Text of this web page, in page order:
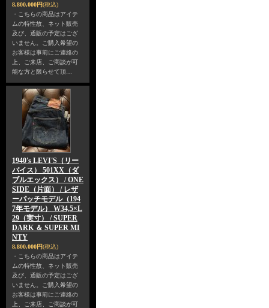
8,800,000円(税込)
・こちらの商品はアイテ
ムの特性故、ネット販売
及び、通販の予定はござ
いません。ご購入希望の
お客様は事前にご連絡の
上、ご来店、ご商談が可
能な方と限らせて頂…
1940's LEVI'S（リー
バイス） 501XX（ダ
ブルエックス） / ONE
SIDE（片面） / レザ
ーパッチモデル（194
7年モデル） W34,5×L
29（実寸） / SUPER
DARK ＆ SUPER MI
NTY
8,800,000円(税込)
・こちらの商品はアイテ
ムの特性故、ネット販売
及び、通販の予定はござ
いません。ご購入希望の
お客様は事前にご連絡の
上、ご来店、ご商談が可